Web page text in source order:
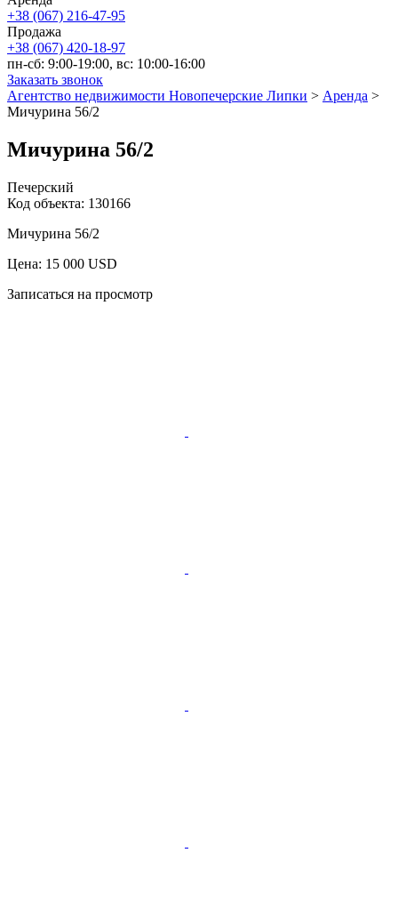
+38 (067) 216-47-95
Продажа
+38 (067) 420-18-97
пн-сб: 9:00-19:00, вс: 10:00-16:00
Заказать звонок
Агентство недвижимости Новопечерские Липки > Аренда >
Мичурина 56/2
Мичурина 56/2
Печерский
Код объекта: 130166
Мичурина 56/2
Цена: 15 000 USD
Записаться на просмотр